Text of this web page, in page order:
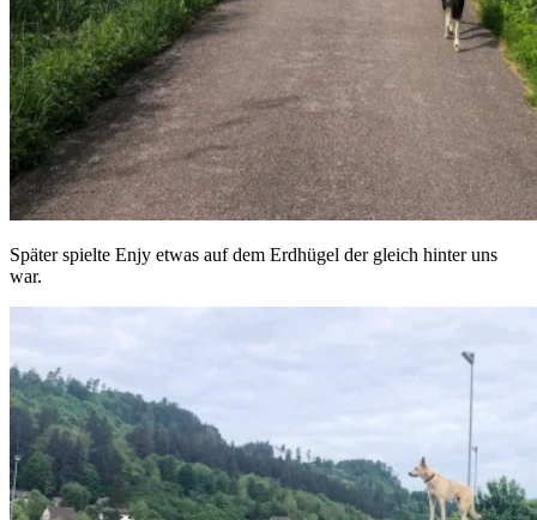
Später spielte Enjy etwas auf dem Erdhügel der gleich hinter uns
war.